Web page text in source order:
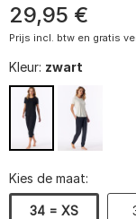
29,95 €
Prijs incl. btw en gratis
Kleur: zwart
Kies de maat:
34 = XS